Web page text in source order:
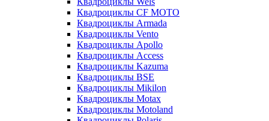
Квадроциклы CF MOTO
Квадроциклы Armada
Квадроциклы Vento
Квадроциклы Apollo
Квадроциклы Access
Квадроциклы Kazuma
Квадроциклы BSE
Квадроциклы Mikilon
Квадроциклы Motax
Квадроциклы Motoland